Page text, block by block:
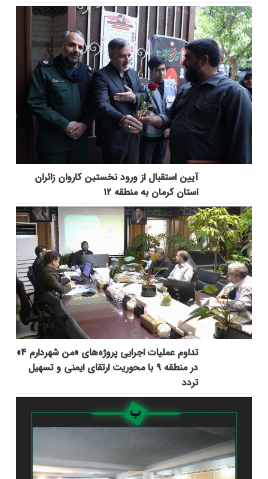
آیین استقبال از ورود نخستین کاروان زائران
استان کرمان به منطقه ۱۲
تداوم عملیات اجرایی پروژه‌های «من شهردارم ۴»
در منطقه ۹ با محوریت ارتقای ایمنی و تسهیل
تردد